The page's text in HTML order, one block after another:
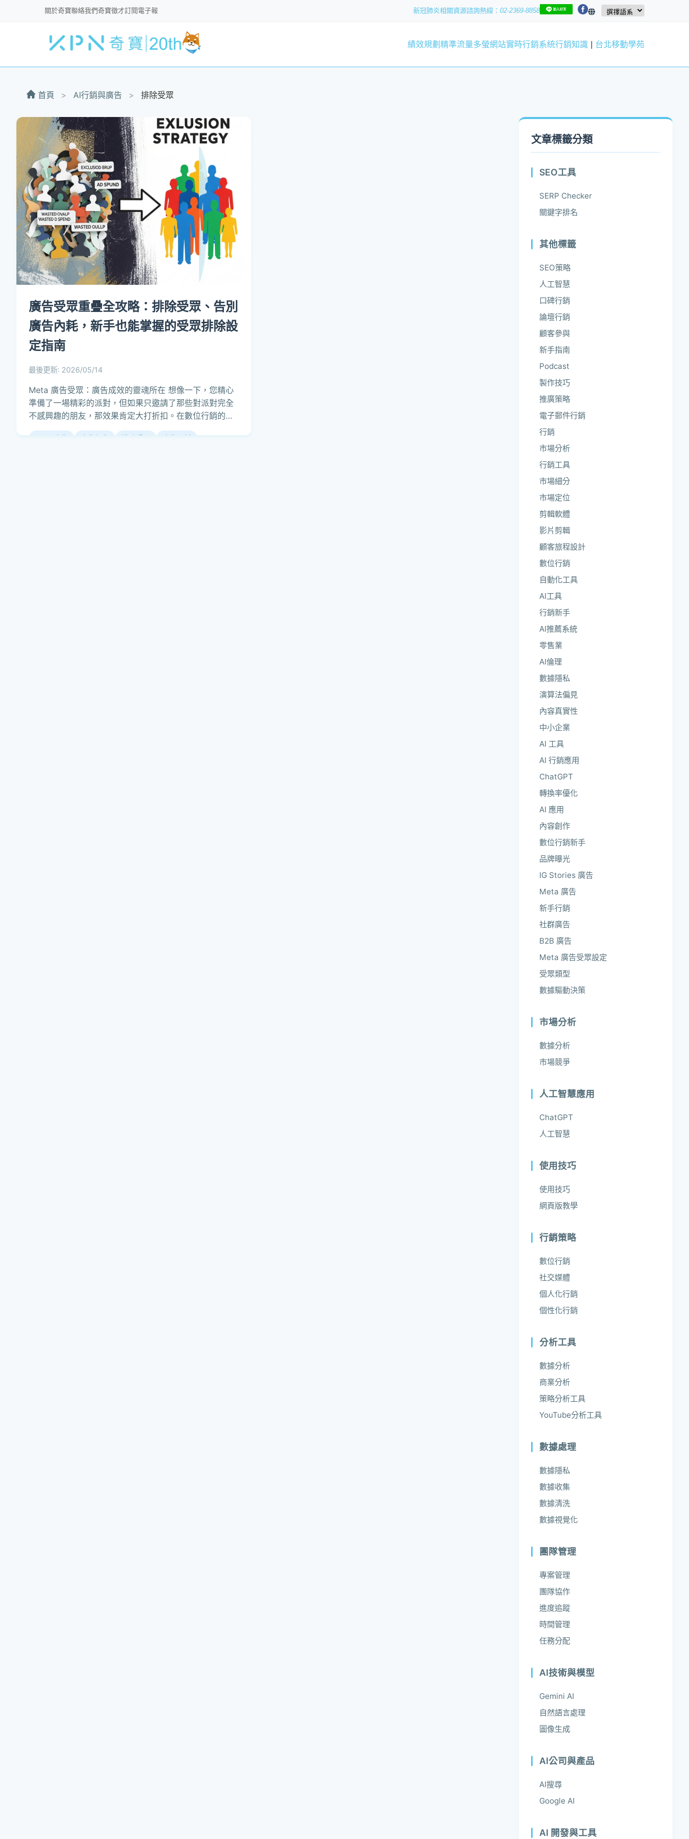
關於奇寶聯絡我們奇寶徵才訂閱電子報 新冠肺炎相關資源 02-2369-8858
績效規劃 精準流量多螢網站實時行銷系統行銷知識 台北移動學苑
首頁 > AI行銷與廣告 > 排除受眾
廣告受眾重疊全攻略：排除受眾、告別
廣告內耗，新手也能掌握的受眾排除設
定指南
最後更新: 2026/05/14
Meta 廣告受眾：廣告成效的靈魂所在 想像一下，您精心
準備了一場精彩的派對，但如果只邀請了那些對派對完全
不感興趣的朋友，那效果肯定大打折扣。在數位行銷的世
界裡，Meta...
Meta 廣告 廣告優化 排除受眾 廣告內耗
文章標籤分類
SEO工具
SERP Checker
關鍵字排名
其他標籤
SEO策略
人工智慧
口碑行銷
論壇行銷
顧客參與
新手指南
Podcast
製作技巧
推廣策略
電子郵件行銷
行銷
市場分析
行銷工具
市場細分
市場定位
剪輯軟體
影片剪輯
顧客旅程設計
數位行銷
自動化工具
AI工具
行銷新手
AI推薦系統
零售業
AI倫理
數據隱私
演算法偏見
內容真實性
中小企業
AI 工具
AI 行銷應用
ChatGPT
轉換率優化
AI 應用
內容創作
數位行銷新手
品牌曝光
IG Stories 廣告
Meta 廣告
新手行銷
社群廣告
B2B 廣告
Meta 廣告受眾設定
受眾類型
數據驅動決策
市場分析
數據分析
市場競爭
人工智慧應用
ChatGPT
人工智慧
使用技巧
使用技巧
網頁版教學
行銷策略
數位行銷
社交媒體
個人化行銷
個性化行銷
分析工具
數據分析
商業分析
策略分析工具
YouTube分析工具
數據處理
數據隱私
數據收集
數據清洗
數據視覺化
團隊管理
專案管理
團隊協作
進度追蹤
時間管理
任務分配
AI技術與模型
Gemini AI
自然語言處理
圖像生成
AI公司與產品
AI搜尋
Google AI
AI 開發與工具